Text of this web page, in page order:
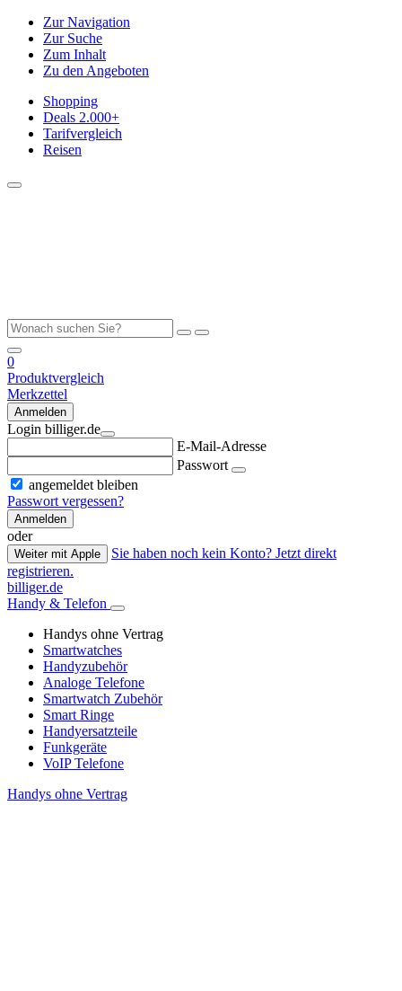
Zur Navigation
Zur Suche
Zum Inhalt
Zu den Angeboten
Shopping
Deals 2.000+
Tarifvergleich
Reisen
0
Produktvergleich
Merkzettel
Anmelden
Login billiger.de
E-Mail-Adresse
Passwort
angemeldet bleiben
Passwort vergessen?
Anmelden
oder
Weiter mit Apple
Sie haben noch kein Konto? Jetzt direkt
registrieren.
billiger.de
Handy & Telefon
Handys ohne Vertrag
Smartwatches
Handyzubehör
Analoge Telefone
Smartwatch Zubehör
Smart Ringe
Handyersatzteile
Funkgeräte
VoIP Telefone
Handys ohne Vertrag